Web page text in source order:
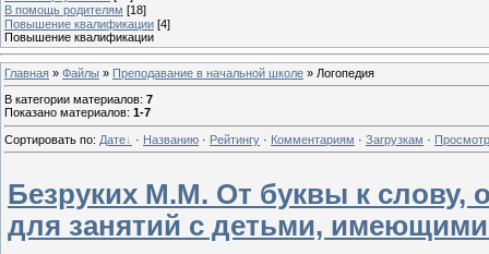
В помощь родителям [18]
Повышение квалификации [4]
Повышение квалификации
Главная » Файлы » Преподавание в начальной школе » Логопедия
В категории материалов: 7
Показано материалов: 1-7
Сортировать по: Дате · Названию · Рейтингу · Комментариям · Загрузкам ·
Безруких М.М. От буквы к слову,
для занятий с детьми,